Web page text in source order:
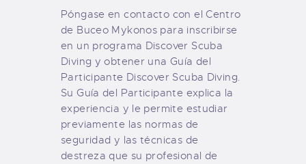
Póngase en contacto con el Centro
de Buceo Mykonos para inscribirse
en un programa Discover Scuba
Diving y obtener una Guía del
Participante Discover Scuba Diving.
Su Guía del Participante explica la
experiencia y le permite estudiar
previamente las normas de
seguridad y las técnicas de
destreza que su profesional de